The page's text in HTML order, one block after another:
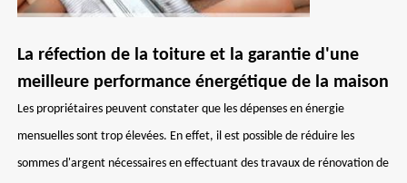
La réfection de la toiture et la garantie d'une
meilleure performance énergétique de la maison
Les propriétaires peuvent constater que les dépenses en énergie
mensuelles sont trop élevées. En effet, il est possible de réduire les
sommes d'argent nécessaires en effectuant des travaux de rénovation de